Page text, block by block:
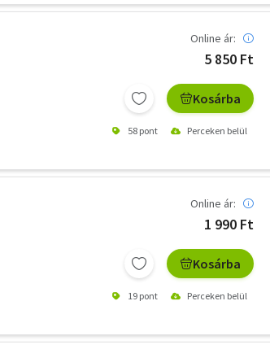
Online ár:
5 850 Ft
Kosárba
58 pont Perceken belül
Online ár:
1 990 Ft
Kosárba
19 pont Perceken belül